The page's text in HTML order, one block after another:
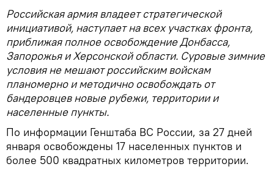
Российская армия владеет стратегической
инициативой, наступает на всех участках фронта,
приближая полное освобождение Донбасса,
Запорожья и Херсонской области. Суровые зимние
условия не мешают российским войскам
планомерно и методично освобождать от
бандеровцев новые рубежи, территории и
населенные пункты.
По информации Генштаба ВС России, за 27 дней
января освобождены 17 населенных пунктов и
более 500 квадратных километров территории.